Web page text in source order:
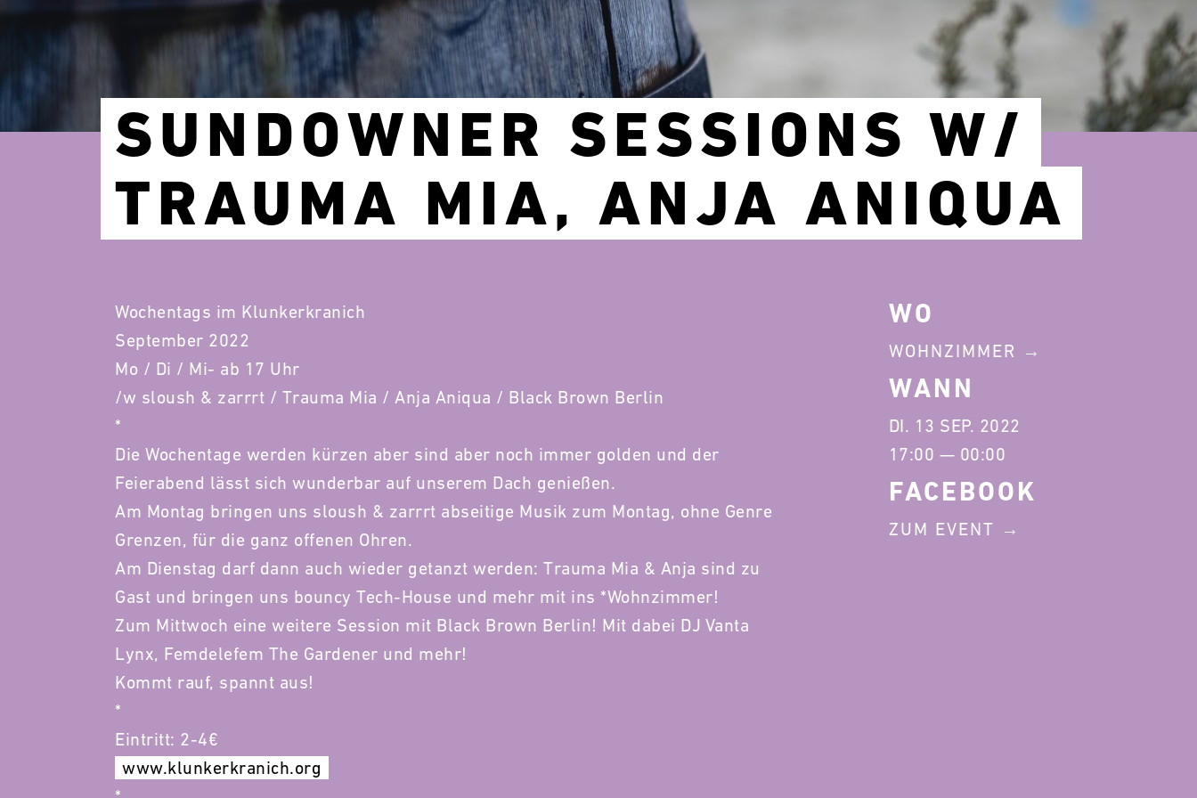
SUNDOWNER SESSIONS W/
TRAUMA MIA, ANJA ANIQUA
Wochentags im Klunkerkranich
September 2022
Mo / Di / Mi- ab 17 Uhr
/w sloush & zarrrt / Trauma Mia / Anja Aniqua / Black Brown Berlin
*
Die Wochentage werden kürzen aber sind aber noch immer golden und der
Feierabend lässt sich wunderbar auf unserem Dach genießen.
Am Montag bringen uns sloush & zarrrt abseitige Musik zum Montag, ohne Genre
Grenzen, für die ganz offenen Ohren.
Am Dienstag darf dann auch wieder getanzt werden: Trauma Mia & Anja sind zu
Gast und bringen uns bouncy Tech-House und mehr mit ins *Wohnzimmer!
Zum Mittwoch eine weitere Session mit Black Brown Berlin! Mit dabei DJ Vanta
Lynx, Femdelefem The Gardener und mehr!
Kommt rauf, spannt aus!
*
Eintritt: 2-4€
www.klunkerkranich.org
WO
WOHNZIMMER
WANN
DI. 13 SEP. 2022
17:00 — 00:00
FACEBOOK
ZUM EVENT